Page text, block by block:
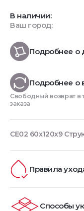
В наличии:
Ваш город:
Подробнее о
Подробнее о
Свободный возврат в
заказа
CE02 60x120x9
Правила
Способы